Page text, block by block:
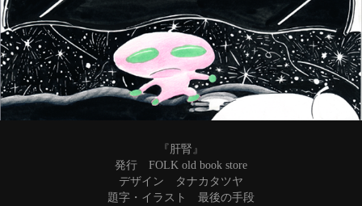
『肝腎』
発行 FOLK old book store
デザイン タナカタツヤ
題字・イラスト 最後の手段